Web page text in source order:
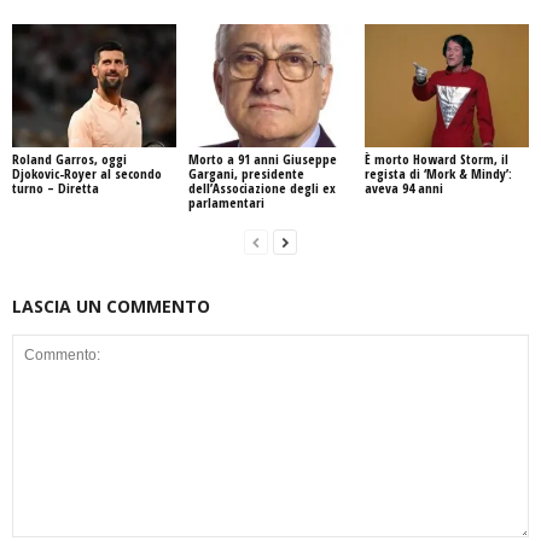
Roland Garros, oggi
Djokovic-Royer al secondo
turno – Diretta
Morto a 91 anni Giuseppe
Gargani, presidente
dell’Associazione degli ex
parlamentari
È morto Howard Storm, il
regista di ‘Mork & Mindy’:
aveva 94 anni
LASCIA UN COMMENTO